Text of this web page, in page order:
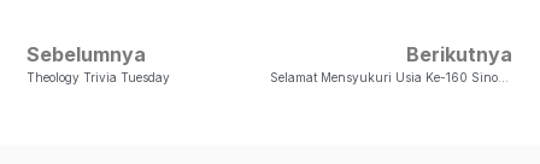
Sebelumnya
Theology Trivia Tuesday
Berikutnya
Selamat Mensyukuri Usia Ke-160 Sinode Banua Niha Keriso Protestan (BNKP)